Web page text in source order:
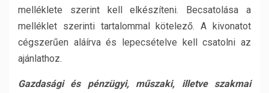
melléklete szerint kell elkészíteni. Becsatolása a
melléklet szerinti tartalommal kötelező. A kivonatot
cégszerűen aláírva és lepecsételve kell csatolni az
ajánlathoz.
Gazdasági és pénzügyi, műszaki, illetve szakmai